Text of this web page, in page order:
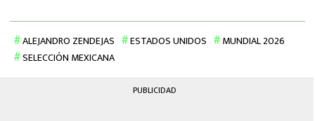
ALEJANDRO ZENDEJAS ESTADOS UNIDOS
MUNDIAL 2026
SELECCIÓN MEXICANA
PUBLICIDAD